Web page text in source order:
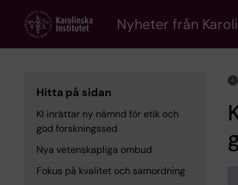
content
Nyheter från
Hitta på sidan
KI inrättar ny nämnd för etik och
god forskningssed
Nya vetenskapliga ombud
Fokus på kvalitet och samordning